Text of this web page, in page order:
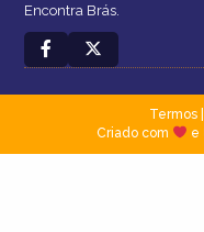
Encontra Brás.
Termos|
Criado com
e